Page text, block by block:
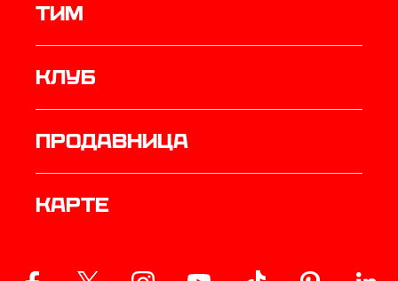
ТИМ
Клуб
продавница
Карте